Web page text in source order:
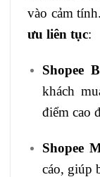
vào cảm
ưu liên tục:
Shopee
khách
điểm cao
Shopee
cáo, giúp